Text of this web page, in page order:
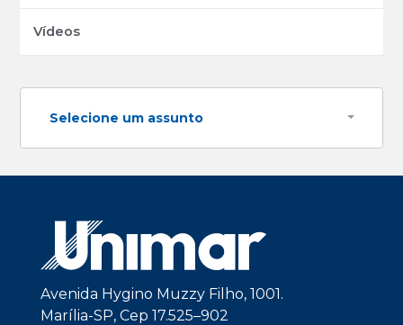
Vídeos
Selecione um assunto
Avenida Hygino Muzzy Filho, 1001.
Marília-SP, Cep 17.525–902